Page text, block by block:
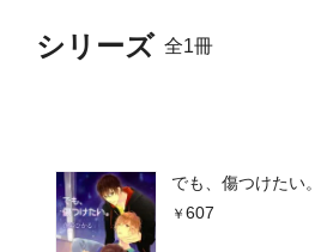
シリーズ 全1冊
でも、傷つけたい。
607